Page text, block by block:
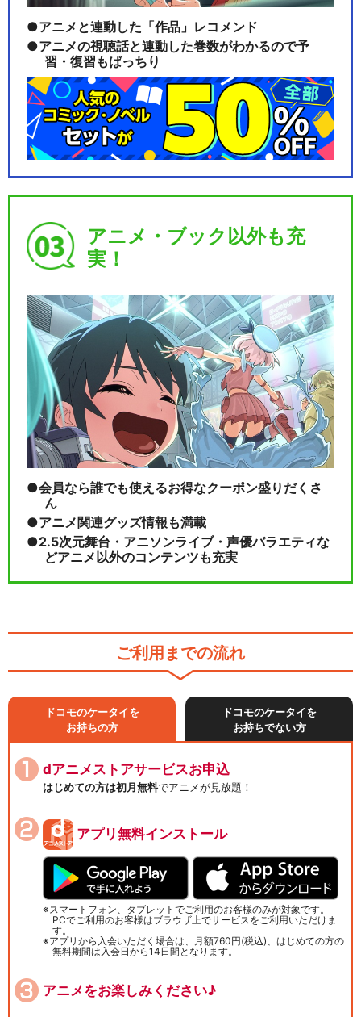
アニメと連動した「作品」レコメンド
アニメの視聴話と連動した巻数がわかるので予
習・復習もばっちり
アニメ・ブック以外も充
実！
会員なら誰でも使えるお得なクーポン盛りだくさ
ん
アニメ関連グッズ情報も満載
2.5次元舞台・アニソンライブ・声優バラエティな
どアニメ以外のコンテンツも充実
ご利用までの流れ
ドコモのケータイを
お持ちの方
ドコモのケータイを
お持ちでない方
dアニメストアサービスお申込
はじめての方は初月無料でアニメが見放題！
アプリ無料インストール
スマートフォン、タブレットでご利用のお客様のみが対象です。
PCでご利用のお客様はブラウザ上でサービスをご利用いただけま
す。
アプリから入会いただく場合は、月額760円(税込)、はじめての方の
無料期間は入会日から14日間となります。
アニメをお楽しみください♪